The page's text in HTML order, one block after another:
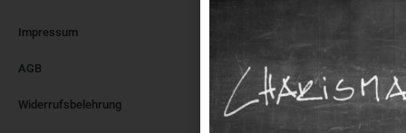
Impressum
AGB
Widerrufsbelehrung